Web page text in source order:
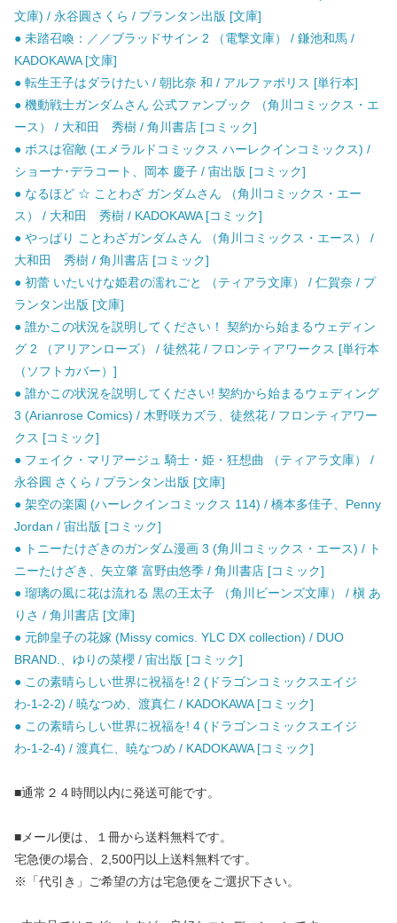
文庫) / 永谷圓さくら / プランタン出版 [文庫]
● 未踏召喚：／／ブラッドサイン 2 （電撃文庫） / 鎌池和馬 /
KADOKAWA [文庫]
● 転生王子はダラけたい / 朝比奈 和 / アルファポリス [単行本]
● 機動戦士ガンダムさん 公式ファンブック （角川コミックス・エ
ース） / 大和田 秀樹 / 角川書店 [コミック]
● ボスは宿敵 (エメラルドコミックス ハーレクインコミックス) /
ショーナ･デラコート、岡本 慶子 / 宙出版 [コミック]
● なるほど ☆ ことわざ ガンダムさん （角川コミックス・エー
ス） / 大和田 秀樹 / KADOKAWA [コミック]
● やっぱり ことわざガンダムさん （角川コミックス・エース） /
大和田 秀樹 / 角川書店 [コミック]
● 初蕾 いたいけな姫君の濡れごと （ティアラ文庫） / 仁賀奈 / プ
ランタン出版 [文庫]
● 誰かこの状況を説明してください！ 契約から始まるウェディン
グ 2 （アリアンローズ） / 徒然花 / フロンティアワークス [単行本
（ソフトカバー）]
● 誰かこの状況を説明してください! 契約から始まるウェディング
3 (Arianrose Comics) / 木野咲カズラ、徒然花 / フロンティアワー
クス [コミック]
● フェイク・マリアージュ 騎士・姫・狂想曲 （ティアラ文庫） /
永谷圓 さくら / プランタン出版 [文庫]
● 架空の楽園 (ハーレクインコミックス 114) / 橋本多佳子、Penny
Jordan / 宙出版 [コミック]
● トニーたけざきのガンダム漫画 3 (角川コミックス・エース) / ト
ニーたけざき、矢立肇 富野由悠季 / 角川書店 [コミック]
● 瑠璃の風に花は流れる 黒の王太子 （角川ビーンズ文庫） / 槇 あ
りさ / 角川書店 [文庫]
● 元帥皇子の花嫁 (Missy comics. YLC DX collection) / DUO
BRAND.、ゆりの菜櫻 / 宙出版 [コミック]
● この素晴らしい世界に祝福を! 2 (ドラゴンコミックスエイジ
わ-1-2-2) / 暁なつめ、渡真仁 / KADOKAWA [コミック]
● この素晴らしい世界に祝福を! 4 (ドラゴンコミックスエイジ
わ-1-2-4) / 渡真仁、暁なつめ / KADOKAWA [コミック]
■通常２４時間以内に発送可能です。
■メール便は、１冊から送料無料です。
宅急便の場合、2,500円以上送料無料です。
※「代引き」ご希望の方は宅急便をご選択下さい。